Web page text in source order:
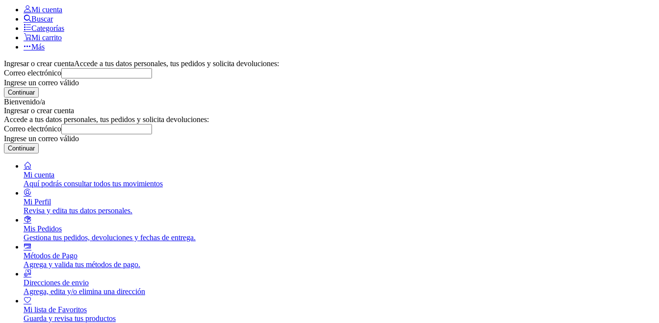
Mi cuenta
Buscar
Categorías
Mi carrito
Más
Ingresar o crear cuentaAccede a tus datos personales, tus pedidos y solicita devoluciones:
Correo electrónico
Ingrese un correo válido
Continuar
Bienvenido/a
Ingresar o crear cuenta
Accede a tus datos personales, tus pedidos y solicita devoluciones:
Correo electrónico
Ingrese un correo válido
Continuar
Mi cuenta
Aquí podrás consultar todos tus movimientos
Mi Perfil
Revisa y edita tus datos personales.
Mis Pedidos
Gestiona tus pedidos, devoluciones y fechas de entrega.
Métodos de Pago
Agrega y valida tus métodos de pago.
Direcciones de envio
Agrega, edita y/o elimina una dirección
Mi lista de Favoritos
Guarda y revisa tus productos